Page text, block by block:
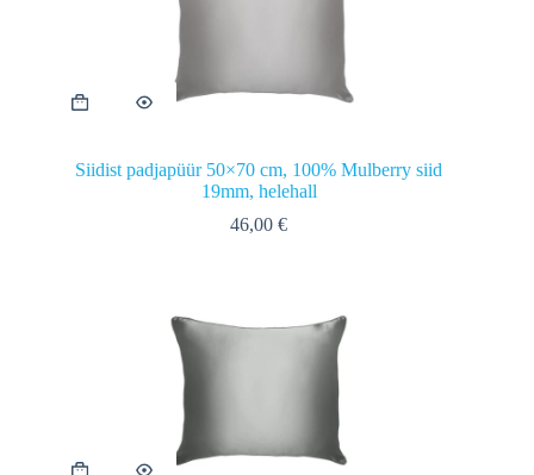
Siidist padjapüür 50×70 cm, 100% Mulberry siid
19mm, helehall
46,00€